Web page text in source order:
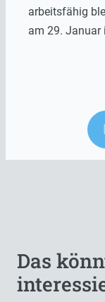
arbeitsfähig
am 29. Januar
Das